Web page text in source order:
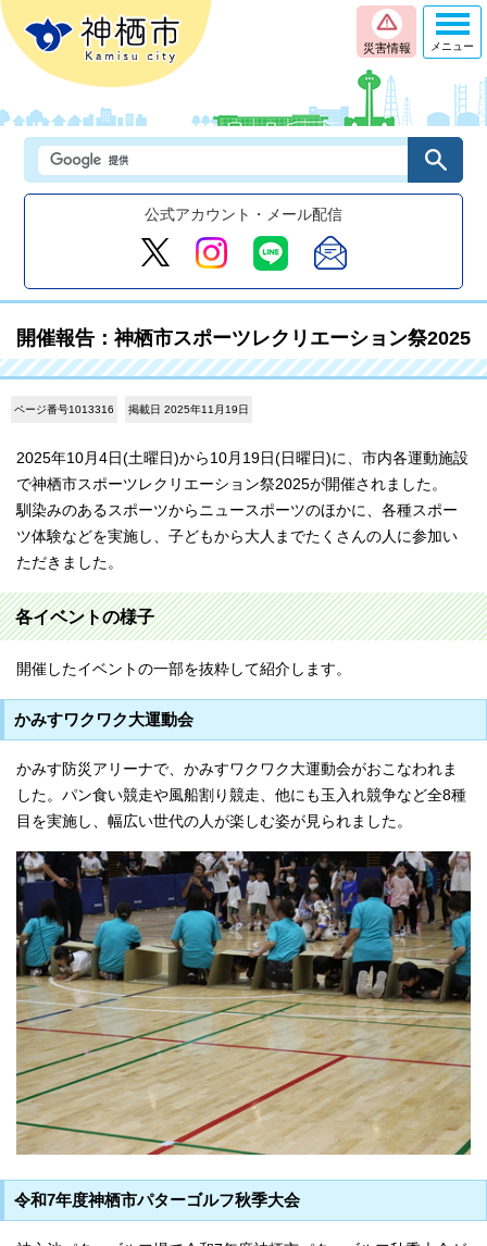
災害情報
公式アカウント・メール配信
メニュー
開催報告：神栖市スポーツレクリエーション祭2025
ページ番号1013316 掲載日 2025年11月19日
2025年10月4日(土曜日)から10月19日(日曜日)に、市内各運動施設
で神栖市スポーツレクリエーション祭2025が開催されました。
馴染みのあるスポーツからニュースポーツのほかに、各種スポー
ツ体験などを実施し、子どもから大人までたくさんの人に参加い
ただきました。
各イベントの様子
開催したイベントの一部を抜粋して紹介します。
かみすワクワク大運動会
かみす防災アリーナで、かみすワクワク大運動会がおこなわれま
した。パン食い競走や風船割り競走、他にも玉入れ競争など全8種
目を実施し、幅広い世代の人が楽しむ姿が見られました。
令和7年度神栖市パターゴルフ秋季大会